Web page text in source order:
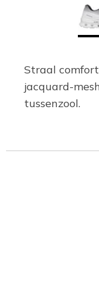
Straal
jacquard-
tussenzool.